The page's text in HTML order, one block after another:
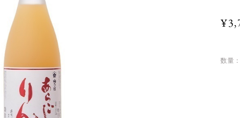
数量：